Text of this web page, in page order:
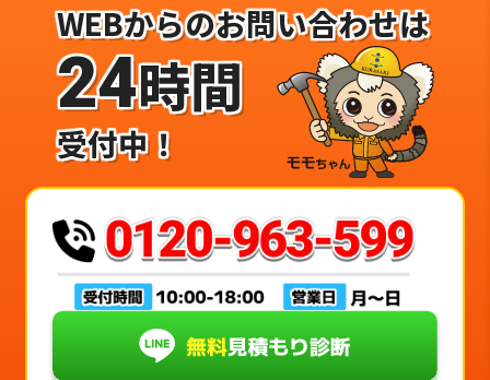
WEBからのお問い合わせは
24時間
受付中！